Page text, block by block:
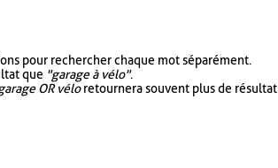
pour rechercher chaque mot séparément.
que "garage à vélo".
OR véloretournera souvent plus de résultat